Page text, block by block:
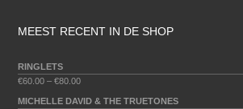
MEEST RECENT IN DE SHOP
RINGLETS
€60.00 –€80.00
MICHELLE DAVID & THE TRUETONES